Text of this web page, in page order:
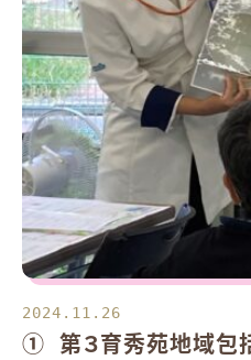
2024.11.26
① 第３育秀苑地域包